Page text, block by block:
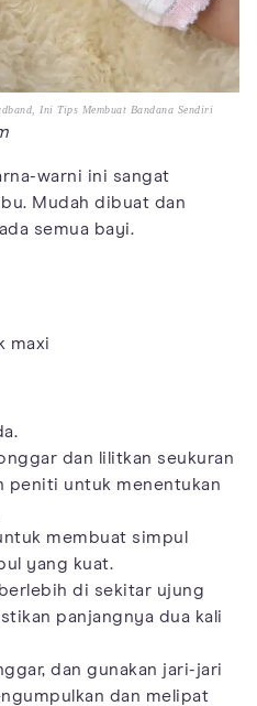
Ini Tips Membuat Bandana Sendiri
warni ini sangat
Mudah dibuat dan
semua bayi.
maxi
dan lilitkan seukuran
peniti untuk menentukan
membuat simpul
yang kuat.
di sekitar ujung
panjangnya dua kali
dan gunakan jari-jari
dan melipat